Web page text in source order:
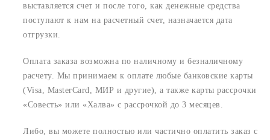
выставляется счет и после того, как денежные средства
поступают к нам на расчетный счет, назначается дата
отгрузки.
Оплата заказа возможна по наличному и безналичному
расчету. Мы принимаем к оплате любые банковские карты
(Visa, MasterCard, МИР и другие), а также карты рассрочки
«Совесть» или «Халва» с рассрочкой до 3 месяцев.
Либо, вы можете полностью или частично оплатить заказ с